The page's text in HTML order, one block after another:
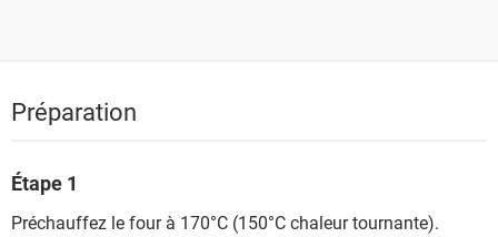
Préparation
Étape 1
Préchauffez le four à 170°C (150°C chaleur tournante).